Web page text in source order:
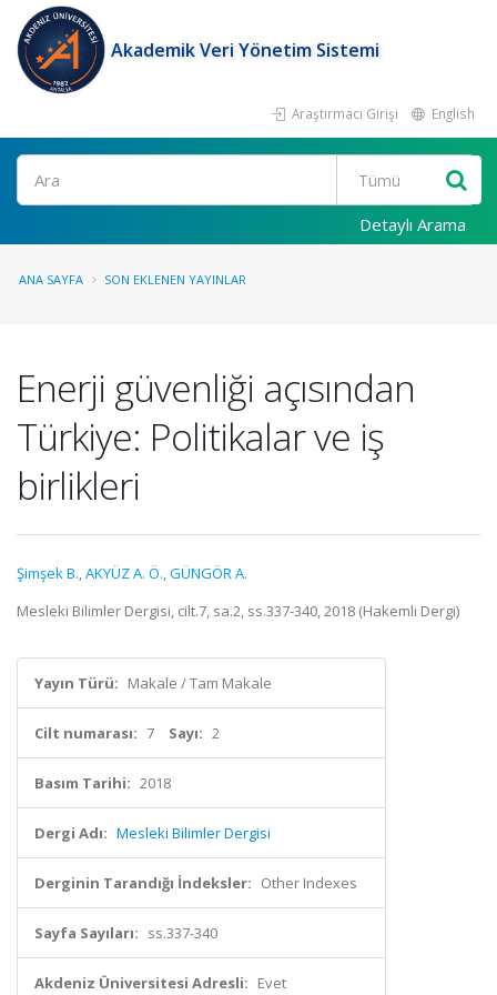
Akademik Veri Yönetim Sistemi
Araştırmacı Girişi English
Ara
Detaylı Arama
ANA SAYFA SON EKLENEN YAYINLAR
Enerji güvenliği açısından
Türkiye: Politikalar ve iş
birlikleri
Şimşek B.,AKYÜZ A. Ö.,GÜNGÖR A.
Mesleki Bilimler Dergisi, cilt.7, sa.2, ss.337-340, 2018 (Hakemli Dergi)
Yayın Türü: Makale / Tam Makale
Cilt numarası: 7 Sayı: 2
Basım Tarihi: 2018
Dergi Adı: Mesleki Bilimler Dergisi
Derginin Tarandığı İndeksler: Other Indexes
Sayfa Sayıları: ss.337-340
Akdeniz Üniversitesi Adresli: Evet